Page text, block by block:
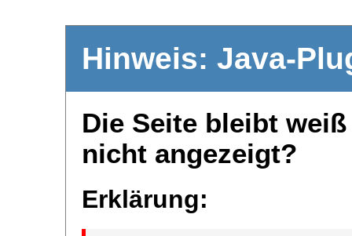
Hinweis: Java-
Die Seite bleibt
nicht angezeigt?
Erklärung: